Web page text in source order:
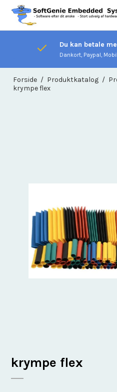
Du kan betale
Dankort, Paypal,
Forside / Produktkatalog /
krympe flex
krympe flex